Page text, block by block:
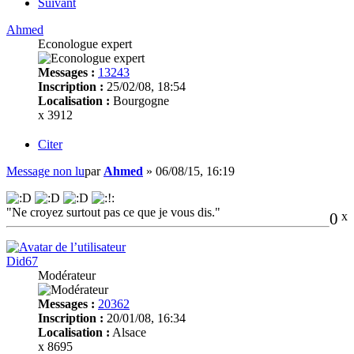
Ahmed
Econologue expert
Messages : 13243
Inscription : 25/02/08, 18:54
Localisation : Bourgogne
x 3912
Citer
Message non lupar Ahmed » 06/08/15, 16:19
0 x
"Ne croyez surtout pas ce que je vous dis."
Did67
Modérateur
Messages : 20362
Inscription : 20/01/08, 16:34
Localisation : Alsace
x 8695